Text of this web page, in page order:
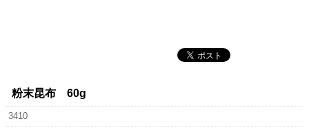
粉末昆布 60g
3410